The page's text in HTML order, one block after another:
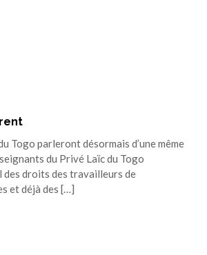
parleront désormais d’une même
du Privé Laïc du Togo
droits des travailleurs de
et déjà des […]